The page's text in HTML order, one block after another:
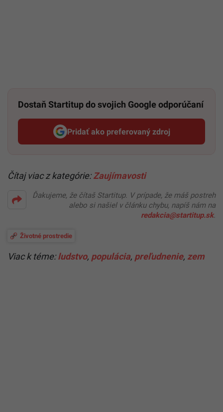
Dostaň Startitup do svojich Google odporúčaní
Pridať ako preferovaný zdroj
Startitup, odkaz sa otvorí v
Čítaj viac z kategórie:Zaujímavosti
Ďakujeme, že čítaš Startitup. V prípade, že máš postreh
alebo si našiel v článku chybu, napíš nám na
redakcia@startitup.sk.
Životné prostredie
Viac k téme:ludstvo, populácia, preľudnenie, zem